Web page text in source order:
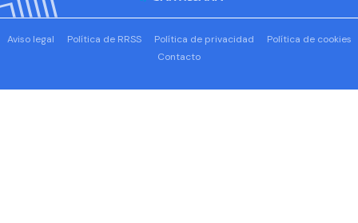
Aviso legal Política de RRSS Política de privacidad
Política de cookies
Contacto